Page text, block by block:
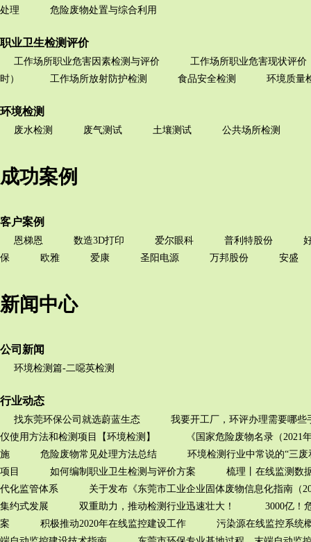
处理
危险废物处置与综合利用
职业卫生检测评价
工作场所职业危害因素检测与评价
工作场所职业危害现状评价
时）
工作场所放射防护检测 食品安全检测 环境质量
环境检测
废水检测 废气测试 土壤测试 公共场所检测
成功案例
客户案例
恩梯恩 数造3D打印 爱尔眼科 普利特股份
保
欧雅 爱康 圣阳电源 万邦股份 安盛
新闻中心
公司新闻
环境检测篇-二噁英检测
行业动态
找东莞环保公司就选蔚蓝生态
我要开工厂，环评办理需要哪些
仪使用方法和检测项目【环境检测】
《国家危险废物名录（2021
施
危险废物常见处理方法总结
环境检测行业中常说的“三
项目
如何编制职业卫生检测与评价方案
梳理丨在线监测数
代化监管体系
关于发布《东莞市工业企业固体废物信息化指南（
集约式发展
双重助力，推动检测行业迅速壮大！
3000亿！
案
积极推动2020年在线监控建设工作
污染源在线监控系统